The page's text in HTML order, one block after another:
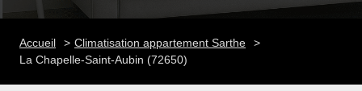
Accueil
Climatisation appartement Sarthe
La Chapelle-Saint-Aubin (72650)